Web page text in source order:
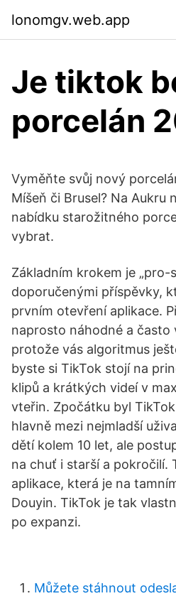
lonomgv.web.app
Je tiktok
porcelán
Vyměňte svůj nový
Míšeň či Brusel? Na Aukru
nabídku starožitného
vybrat.
Základním krokem je „pro-
doporučenými příspěvky,
prvním otevření aplikace.
naprosto náhodné a často
protože vás algoritmus
byste si TikTok stojí na
klipů a krátkých videí v
vteřin. Zpočátku byl
hlavně mezi nejmladší
dětí kolem 10 let, ale
na chuť i starší a pokročilí.
aplikace, která je na
Douyin. TikTok je tak
po expanzi.
Můžete stáhnout